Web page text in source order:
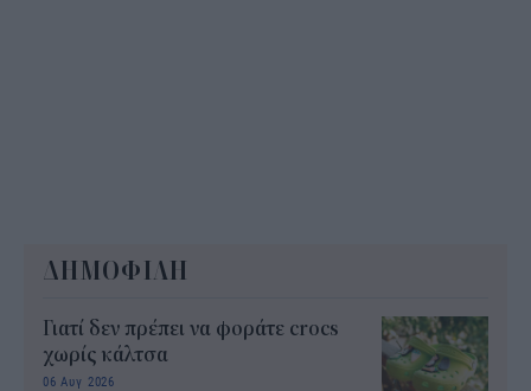
ΔΗΜΟΦΙΛΗ
Γιατί δεν πρέπει να φοράτε crocs
χωρίς κάλτσα
06 Αυγ 2026